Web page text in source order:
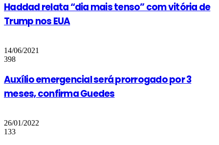
Haddad relata “dia mais tenso” com vitória de
Trump nos EUA
14/06/2021
398
Auxílio emergencial será prorrogado por 3
meses, confirma Guedes
26/01/2022
133